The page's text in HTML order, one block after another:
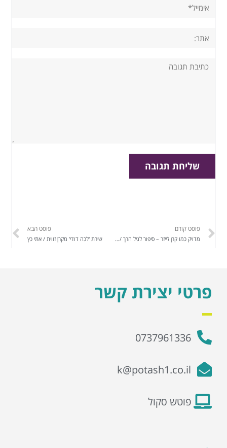
פוסט קודם
מדויק כמו קרן לייזר – סיפור לגיל הרך / אסתי פרנקל
פוסט הבא
שירת 'לכה דודי' מקרן זווית / אתי כץ
פרטי יצירת קשר
0737961336
k@potash1.co.il
פוטש סקול